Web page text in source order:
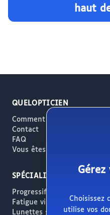
haut
QUELOPTICIEN
Comment ça marche
Contact
FAQ
Vous êtes opticien ?
SPÉCIALITÉS
Progressifs / Presbytie
Fatigue visuelle / Écrans
Lunettes solaires
Gérez
Choisissez
utilise vos